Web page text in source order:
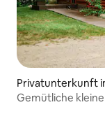
Privatunterkunft
Gemütliche